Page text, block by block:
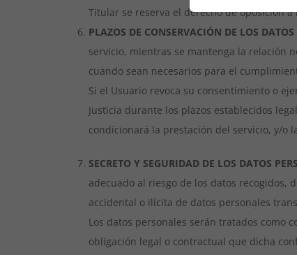
Titular se reserva el derecho de oposición
PLAZOS DE CONSERVACIÓN DE LOS DATOS
servicio, mientras se mantenga la relación
cuando sean necesarios para el
Si el Usuario revoca su consentimiento o
Justicia durante los plazos establecidos
condicionará la prestación del servicio, y/o
SECRETO Y SEGURIDAD DE LOS DATOS
adecuado al riesgo de los datos recogidos,
accidental o ilícita de datos personales
Los datos personales serán tratados como
obligación legal o contractual que dicha